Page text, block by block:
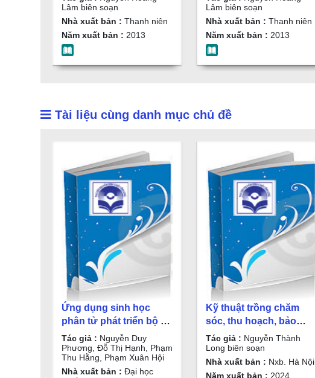
Lâm biên soạn
Nhà xuất bản : Thanh niên
Năm xuất bản : 2013
Lâm biên soạn
Nhà xuất bản : Thanh niên
Năm xuất bản : 2013
Tài liệu cùng danh mục chủ đề
Ứng dụng sinh học
phân tử phát triển bộ kit
chẩn đoán virus lùn sọc
đen phương Nam /
Nguyễn Duy Phương,
Đỗ Thị Hạnh, Phạm Thu
Tác giả : Nguyễn Duy
Phương, Đỗ Thị Hạnh, Phạm
Thu Hằng, Phạm Xuân Hội
Nhà xuất bản : Đại học
Kỹ thuật trồng chăm
sóc, thu hoạch, bảo
quản và các công nghệ
sau thu hoạch lúa /
Nguyễn Thành Long
biên soạn
Tác giả : Nguyễn Thành
Long biên soạn
Nhà xuất bản : Nxb. Hà Nội.
Năm xuất bản : 2024